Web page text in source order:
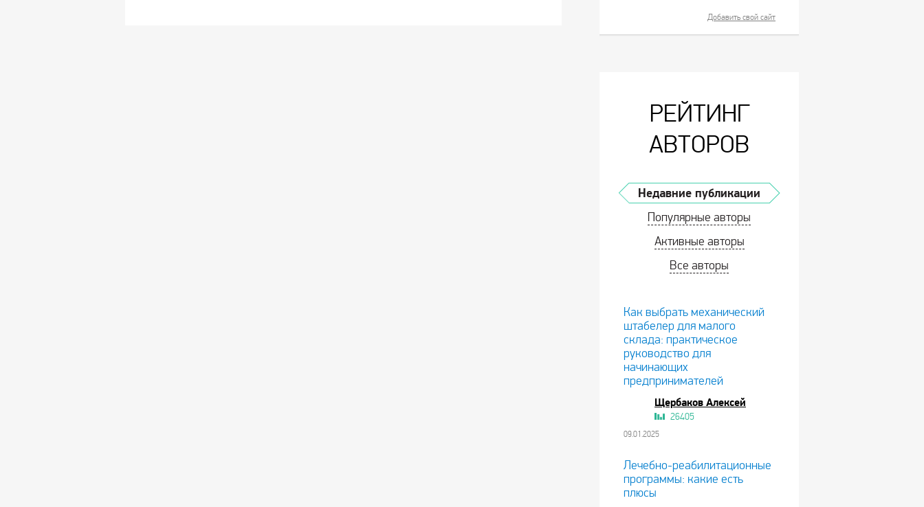
Добавить свой сайт
РЕЙТИНГ
АВТОРОВ
Недавние публикации
Популярные авторы
Активные авторы
Все авторы
Как выбрать механический
штабелер для малого
склада: практическое
руководство для
начинающих
предпринимателей
Щербаков Алексей
26405
09.01.2025
Лечебно-реабилитационные
программы: какие есть
плюсы